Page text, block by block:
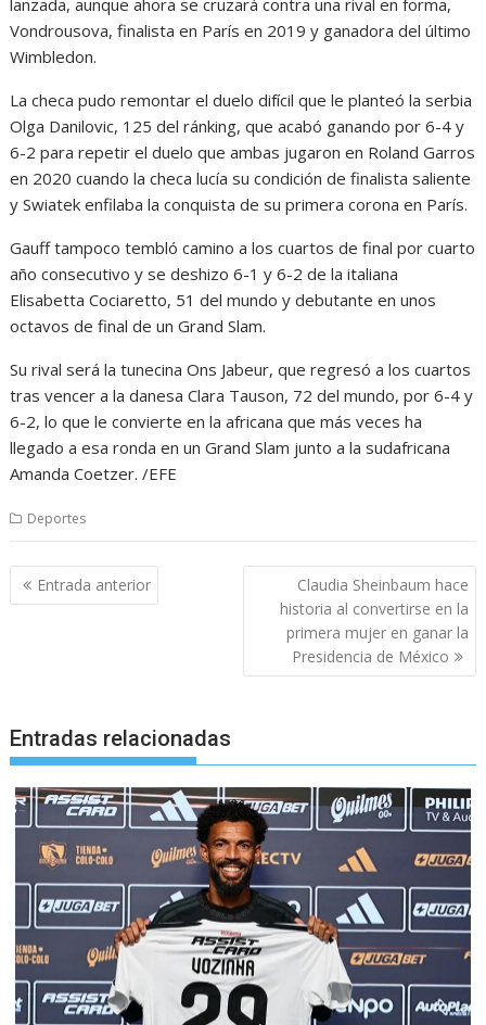
Vondrousova, finalista en París en 2019 y ganadora del último
Wimbledon.
La checa pudo remontar el duelo difícil que le planteó la serbia
Olga Danilovic, 125 del ránking, que acabó ganando por 6-4 y
6-2 para repetir el duelo que ambas jugaron en Roland Garros
en 2020 cuando la checa lucía su condición de finalista saliente
y Swiatek enfilaba la conquista de su primera corona en París.
Gauff tampoco tembló camino a los cuartos de final por cuarto
año consecutivo y se deshizo 6-1 y 6-2 de la italiana
Elisabetta Cociaretto, 51 del mundo y debutante en unos
octavos de final de un Grand Slam.
Su rival será la tunecina Ons Jabeur, que regresó a los cuartos
tras vencer a la danesa Clara Tauson, 72 del mundo, por 6-4 y
6-2, lo que le convierte en la africana que más veces ha
llegado a esa ronda en un Grand Slam junto a la sudafricana
Amanda Coetzer. /EFE
Deportes
Navegación
de
Entrada anterior
Claudia Sheinbaum hace
historia al convertirse en la
primera mujer en ganar la
Presidencia de México
Entradas relacionadas